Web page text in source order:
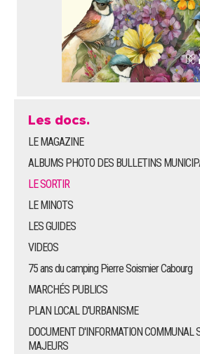
Les docs.
LE MAGAZINE
ALBUMS PHOTO DES BULLETINS
LE SORTIR
LE MINOTS
LES GUIDES
VIDEOS
75 ans du camping Pierre Soismier Cabourg
MARCHÉS PUBLICS
PLAN LOCAL D'URBANISME
DOCUMENT D'INFORMATION COMMUNAL
MAJEURS